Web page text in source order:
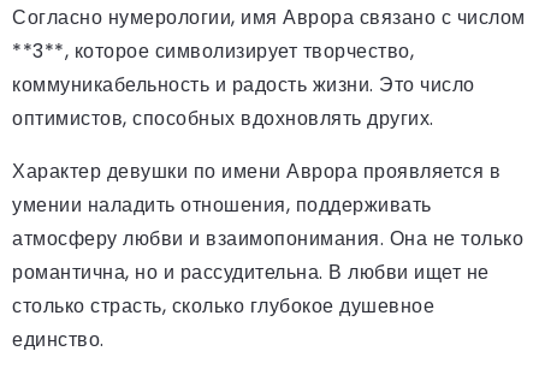
Согласно нумерологии, имя Аврора связано с числом
**3**, которое символизирует творчество,
коммуникабельность и радость жизни. Это число
оптимистов, способных вдохновлять других.
Характер девушки по имени Аврора проявляется в
умении наладить отношения, поддерживать
атмосферу любви и взаимопонимания. Она не только
романтична, но и рассудительна. В любви ищет не
столько страсть, сколько глубокое душевное
единство.